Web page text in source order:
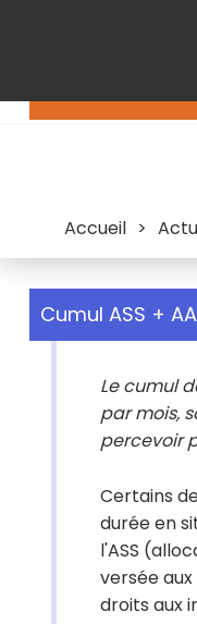
Accueil >
Cumul ASS +
Le cumul
par mois,
percevoir
Certains
durée en
l'ASS
versée
droits aux